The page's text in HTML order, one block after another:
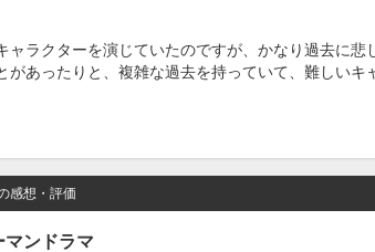
ャラクターを演じていたのですが、かなり過去に
があったりと、複雑な過去を持っていて、難しいキ
感想・評価
マンドラマ